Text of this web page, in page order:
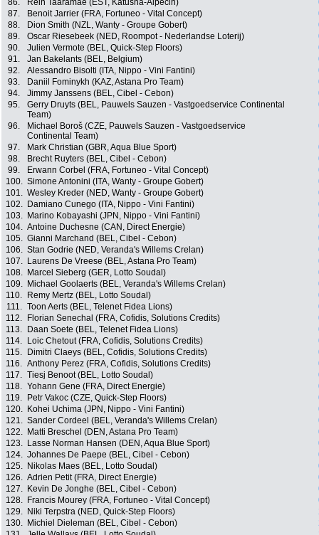
86.
Rein Taaramäe (EST, Katusha-Alpecin)
87.
Benoit Jarrier (FRA, Fortuneo - Vital Concept)
88.
Dion Smith (NZL, Wanty - Groupe Gobert)
89.
Oscar Riesebeek (NED, Roompot - Nederlandse Loterij)
90.
Julien Vermote (BEL, Quick-Step Floors)
91.
Jan Bakelants (BEL, Belgium)
92.
Alessandro Bisolti (ITA, Nippo - Vini Fantini)
93.
Daniil Fominykh (KAZ, Astana Pro Team)
94.
Jimmy Janssens (BEL, Cibel - Cebon)
95.
Gerry Druyts (BEL, Pauwels Sauzen - Vastgoedservice Continental
Team)
96.
Michael Boroš (CZE, Pauwels Sauzen - Vastgoedservice
Continental Team)
97. Mark Christian (GBR, Aqua Blue Sport)
98.
Brecht Ruyters (BEL, Cibel - Cebon)
99.
Erwann Corbel (FRA, Fortuneo - Vital Concept)
100. Simone Antonini (ITA, Wanty - Groupe Gobert)
101. Wesley Kreder (NED, Wanty - Groupe Gobert)
102.
Damiano Cunego (ITA, Nippo - Vini Fantini)
103.
Marino Kobayashi (JPN, Nippo - Vini Fantini)
104. Antoine Duchesne (CAN, Direct Energie)
105. Gianni Marchand (BEL, Cibel - Cebon)
106. Stan Godrie (NED, Veranda's Willems Crelan)
107.
Laurens De Vreese (BEL, Astana Pro Team)
108.
Marcel Sieberg (GER, Lotto Soudal)
109.
Michael Goolaerts (BEL, Veranda's Willems Crelan)
110.
Remy Mertz (BEL, Lotto Soudal)
111. Toon Aerts (BEL, Telenet Fidea Lions)
112.
Florian Senechal (FRA, Cofidis, Solutions Credits)
113.
Daan Soete (BEL, Telenet Fidea Lions)
114.
Loic Chetout (FRA, Cofidis, Solutions Credits)
115.
Dimitri Claeys (BEL, Cofidis, Solutions Credits)
116. Anthony Perez (FRA, Cofidis, Solutions Credits)
117. Tiesj Benoot (BEL, Lotto Soudal)
118. Yohann Gene (FRA, Direct Energie)
119.
Petr Vakoc (CZE, Quick-Step Floors)
120.
Kohei Uchima (JPN, Nippo - Vini Fantini)
121. Sander Cordeel (BEL, Veranda's Willems Crelan)
122.
Matti Breschel (DEN, Astana Pro Team)
123.
Lasse Norman Hansen (DEN, Aqua Blue Sport)
124. Johannes De Paepe (BEL, Cibel - Cebon)
125.
Nikolas Maes (BEL, Lotto Soudal)
126. Adrien Petit (FRA, Direct Energie)
127.
Kevin De Jonghe (BEL, Cibel - Cebon)
128.
Francis Mourey (FRA, Fortuneo - Vital Concept)
129.
Niki Terpstra (NED, Quick-Step Floors)
130.
Michiel Dieleman (BEL, Cibel - Cebon)